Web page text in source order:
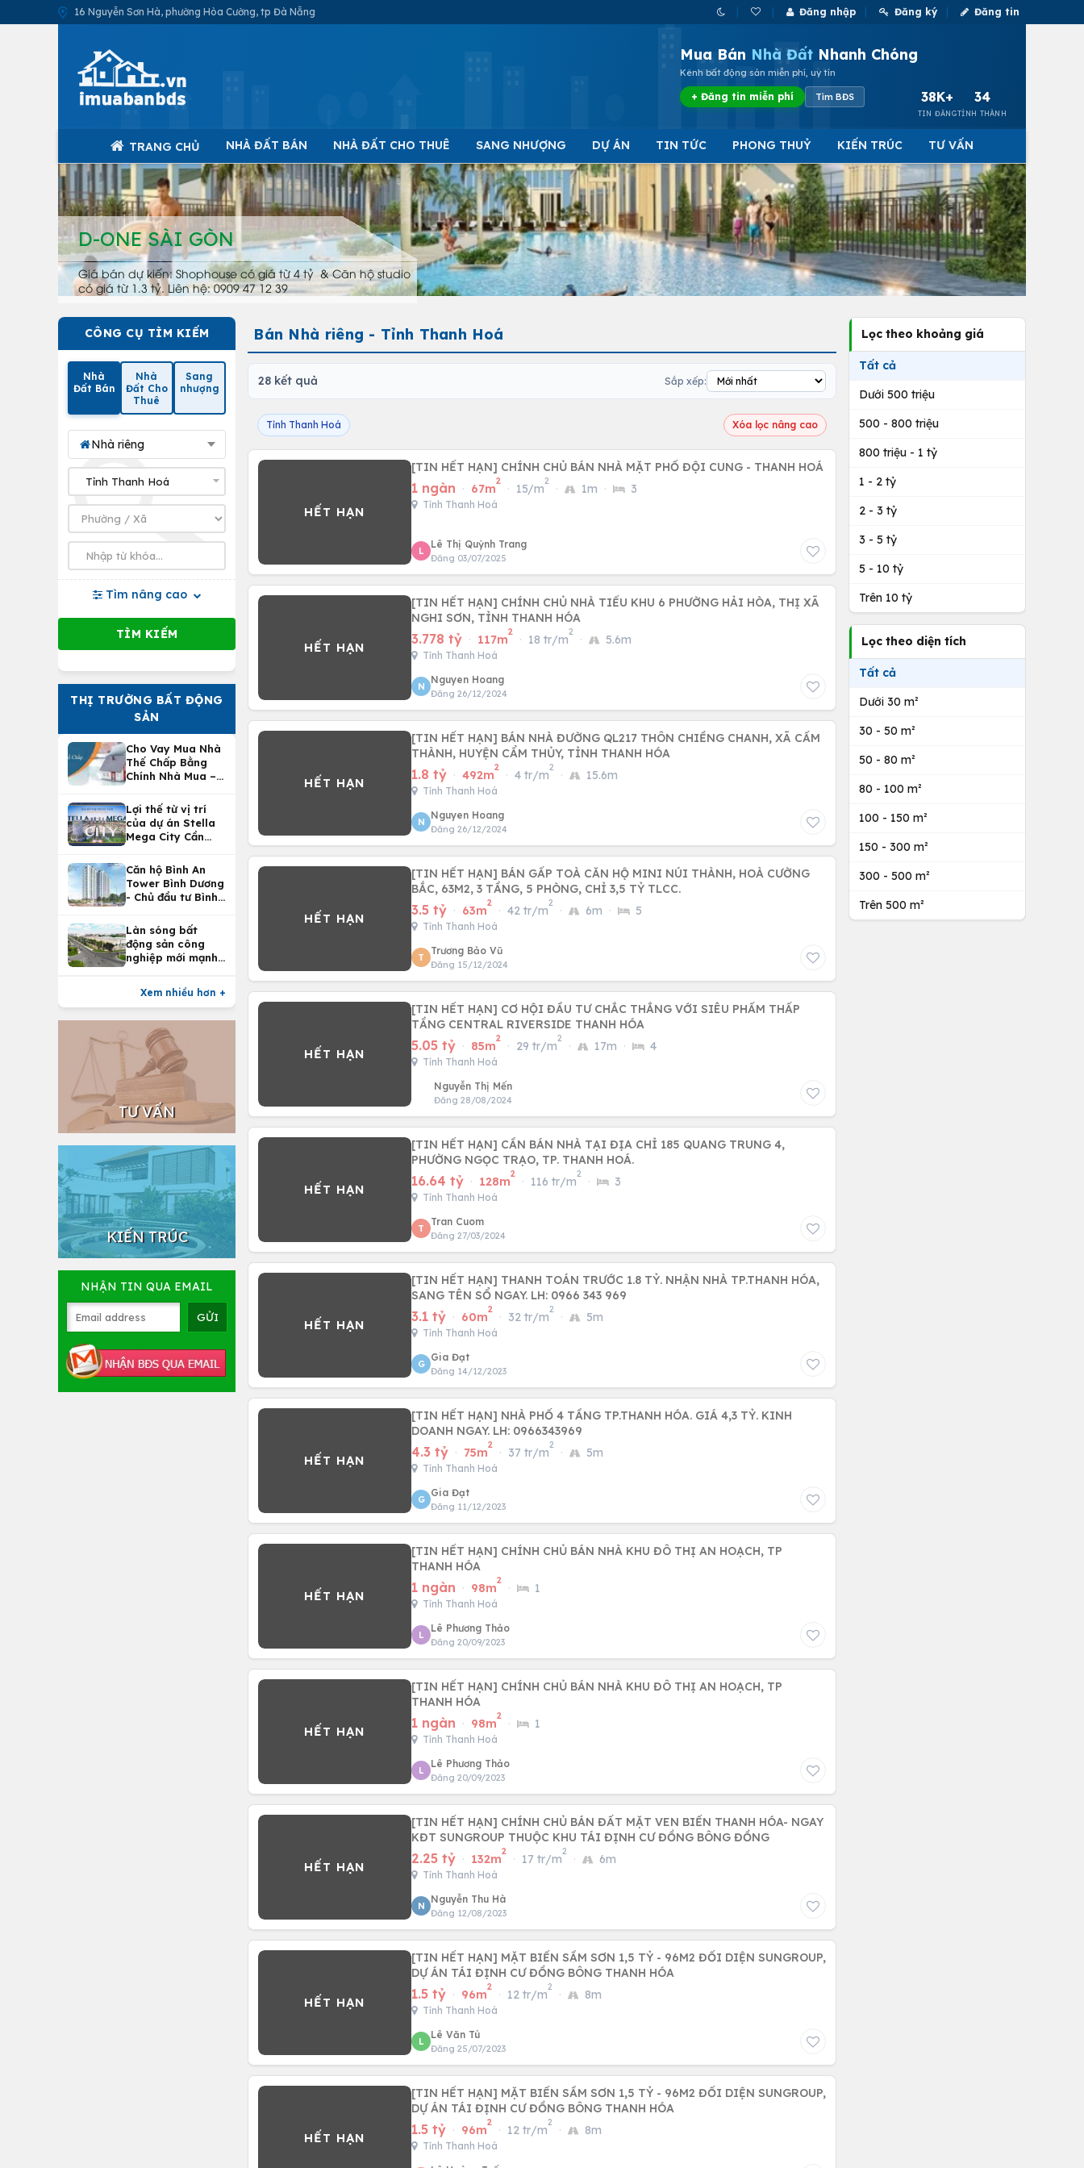
16 Nguyễn Sơn Hà, phường Hòa Cường, tp Đà Nẵng Đăng nhập Đăng ký Đăng tin
Mua Bán Nhà Đất Nhanh Chóng
Kênh bất động sản miễn phí, uy tín
+ Đăng tin miễn phí Tìm BĐS 38K+
TIN ĐĂNG
34
TỈNH THÀNH
TRANG CHỦ NHÀ ĐẤT BÁN NHÀ ĐẤT CHO THUÊ SANG NHƯỢNG DỰ ÁN TIN TỨC PHONG THUỶ KIẾN TRÚC TƯ VẤN
D-ONE SÀI GÒN
Giá bán dự kiến: Shophouse có giá từ 4 tỷ & Căn hộ studio
có giá từ 1.3 tỷ. Liên hệ: 0909 47 12 39
CÔNG CỤ TÌM KIẾM
Nhà
Đất Bán
Nhà
Đất Cho
Thuê
Sang
nhượng
Nhà riêng
Tìm nâng cao
THỊ TRƯỜNG BẤT ĐỘNG
SẢN
Cho Vay Mua Nhà
Thế Chấp Bằng
Chính Nhà Mua –
Nhà Tại
Vietcombank
Lợi thế từ vị trí
của dự án Stella
Mega City Cần
Căn hộ Bình An
Tower Bình Dương
- Chủ đầu tư Bình
Làn sóng bất
động sản công
nghiệp mới mạnh
Xem nhiều hơn +
TƯ VẤN
KIẾN TRÚC
NHẬN TIN QUA EMAIL
Bán Nhà riêng - Tỉnh Thanh Hoá
28 kết quả Sắp xếp:
Tỉnh Thanh Hoá Xóa lọc nâng cao
[TIN HẾT HẠN] CHÍNH CHỦ BÁN NHÀ MẶT PHỐ ĐỘI CUNG - THANH HOÁ
1 ngàn · 67m
2
· 15/m
2
· 1m · 3
Tỉnh Thanh Hoá
L
Lê Thị Quỳnh Trang
Đăng 03/07/2025
[TIN HẾT HẠN] CHÍNH CHỦ NHÀ TIỂU KHU 6 PHƯỜNG HẢI HÒA, THỊ XÃ
NGHI SƠN, TỈNH THANH HÓA
3.778 tỷ · 117m
2
· 18 tr/m
2
· 5.6m
Tỉnh Thanh Hoá
N
Nguyen Hoang
Đăng 26/12/2024
[TIN HẾT HẠN] BÁN NHÀ ĐƯỜNG QL217 THÔN CHIỀNG CHANH, XÃ CẨM
THÀNH, HUYỆN CẨM THỦY, TỈNH THANH HÓA
1.8 tỷ · 492m
2
· 4 tr/m
2
· 15.6m
Tỉnh Thanh Hoá
N
Nguyen Hoang
Đăng 26/12/2024
[TIN HẾT HẠN] BÁN GẤP TOÀ CĂN HỘ MINI NÚI THÀNH, HOÀ CƯỜNG
BẮC, 63M2, 3 TẦNG, 5 PHÒNG, CHỈ 3,5 TỶ TLCC.
3.5 tỷ · 63m
2
· 42 tr/m
2
· 6m · 5
Tỉnh Thanh Hoá
T
Trương Bảo Vũ
Đăng 15/12/2024
[TIN HẾT HẠN] CƠ HỘI ĐẦU TƯ CHẮC THẮNG VỚI SIÊU PHẨM THẤP
TẦNG CENTRAL RIVERSIDE THANH HÓA
5.05 tỷ · 85m
2
· 29 tr/m
2
· 17m · 4
Tỉnh Thanh Hoá
Nguyễn Thị Mến
Đăng 28/08/2024
[TIN HẾT HẠN] CẦN BÁN NHÀ TẠI ĐỊA CHỈ 185 QUANG TRUNG 4,
PHƯỜNG NGỌC TRẠO, TP. THANH HOÁ.
16.64 tỷ · 128m
2
· 116 tr/m
2
· 3
Tỉnh Thanh Hoá
T
Tran Cuom
Đăng 27/03/2024
[TIN HẾT HẠN] THANH TOÁN TRƯỚC 1.8 TỶ. NHẬN NHÀ TP.THANH HÓA,
SANG TÊN SỔ NGAY. LH: 0966 343 969
3.1 tỷ · 60m
2
· 32 tr/m
2
· 5m
Tỉnh Thanh Hoá
G
Gia Đạt
Đăng 14/12/2023
[TIN HẾT HẠN] NHÀ PHỐ 4 TẦNG TP.THANH HÓA. GIÁ 4,3 TỶ. KINH
DOANH NGAY. LH: 0966343969
4.3 tỷ · 75m
2
· 37 tr/m
2
· 5m
Tỉnh Thanh Hoá
G
Gia Đạt
Đăng 11/12/2023
[TIN HẾT HẠN] CHÍNH CHỦ BÁN NHÀ KHU ĐÔ THỊ AN HOẠCH, TP
THANH HÓA
1 ngàn · 98m
2
· 1
Tỉnh Thanh Hoá
L
Lê Phương Thảo
Đăng 20/09/2023
[TIN HẾT HẠN] CHÍNH CHỦ BÁN NHÀ KHU ĐÔ THỊ AN HOẠCH, TP
THANH HÓA
1 ngàn · 98m
2
· 1
Tỉnh Thanh Hoá
L
Lê Phương Thảo
Đăng 20/09/2023
[TIN HẾT HẠN] CHÍNH CHỦ BÁN ĐẤT MẶT VEN BIỂN THANH HÓA- NGAY
KĐT SUNGROUP THUỘC KHU TÁI ĐỊNH CƯ ĐỒNG BÔNG ĐỒNG
2.25 tỷ · 132m
2
· 17 tr/m
2
· 6m
Tỉnh Thanh Hoá
N
Nguyễn Thu Hà
Đăng 12/08/2023
[TIN HẾT HẠN] MẶT BIỂN SẦM SƠN 1,5 TỶ - 96M2 ĐỐI DIỆN SUNGROUP,
DỰ ÁN TÁI ĐỊNH CƯ ĐỒNG BÔNG THANH HÓA
1.5 tỷ · 96m
2
· 12 tr/m
2
· 8m
Tỉnh Thanh Hoá
L
Lê Văn Tú
Đăng 25/07/2023
[TIN HẾT HẠN] MẶT BIỂN SẦM SƠN 1,5 TỶ - 96M2 ĐỐI DIỆN SUNGROUP,
DỰ ÁN TÁI ĐỊNH CƯ ĐỒNG BÔNG THANH HÓA
1.5 tỷ · 96m
2
· 12 tr/m
2
· 8m
Tỉnh Thanh Hoá
Lọc theo khoảng giá
Tất cả
Dưới 500 triệu
500 - 800 triệu
800 triệu - 1 tỷ
1 - 2 tỷ
2 - 3 tỷ
3 - 5 tỷ
5 - 10 tỷ
Trên 10 tỷ
Lọc theo diện tích
Tất cả
Dưới 30 m²
30 - 50 m²
50 - 80 m²
80 - 100 m²
100 - 150 m²
150 - 300 m²
300 - 500 m²
Trên 500 m²